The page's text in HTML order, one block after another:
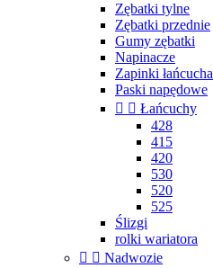
Zębatki tylne
Zębatki przednie
Gumy zębatki
Napinacze
Zapinki łańcucha
Paski napędowe
  Łańcuchy
428
415
420
530
520
525
Ślizgi
rolki wariatora
  Nadwozie